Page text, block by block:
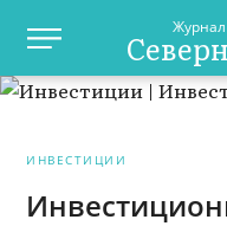
Журнал
ИНВЕСТИЦИИ